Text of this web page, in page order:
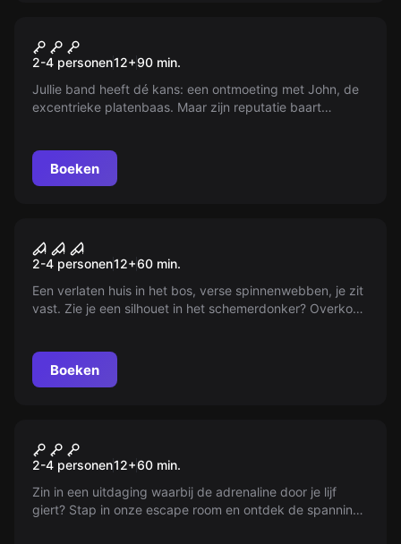
Nieuw
Muziek Was Mijn Eerste
Liefde
2-4 personen12+90 min.
Jullie band heeft dé kans: een ontmoeting met John, de
excentrieke platenbaas. Maar zijn reputatie baart
verleiden of zal de ontmoeting anders eindigen dan
gehoopt?
Boeken
House of Fear VR
2-4 personen12+60 min.
Een verlaten huis in het bos, verse spinnenwebben, je zit
vast. Zie je een silhouet in het schemerdonker? Overkom
Boeken
Nieuw
Ontsnap uit de Leegte
2-4 personen12+60 min.
Zin in een uitdaging waarbij de adrenaline door je lijf
giert? Stap in onze escape room en ontdek de spanning